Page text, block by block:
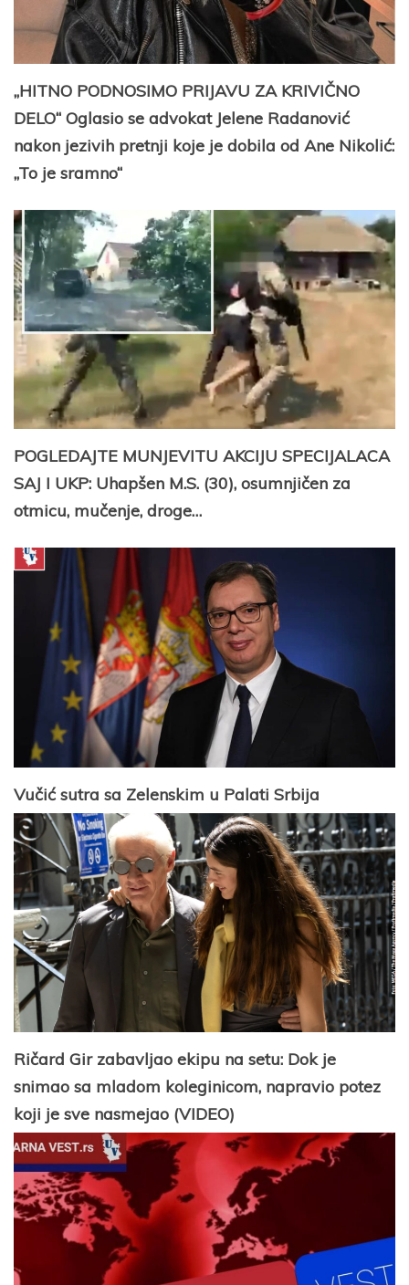
„HITNO PODNOSIMO PRIJAVU ZA KRIVIČNO
DELO“ Oglasio se advokat Jelene Radanović
nakon jezivih pretnji koje je dobila od Ane Nikolić:
„To je sramno“
POGLEDAJTE MUNJEVITU AKCIJU SPECIJALACA
SAJ I UKP: Uhapšen M.S. (30), osumnjičen za
otmicu, mučenje, droge…
Vučić sutra sa Zelenskim u Palati Srbija
Ričard Gir zabavljao ekipu na setu: Dok je
snimao sa mladom koleginicom, napravio potez
koji je sve nasmejao (VIDEO)